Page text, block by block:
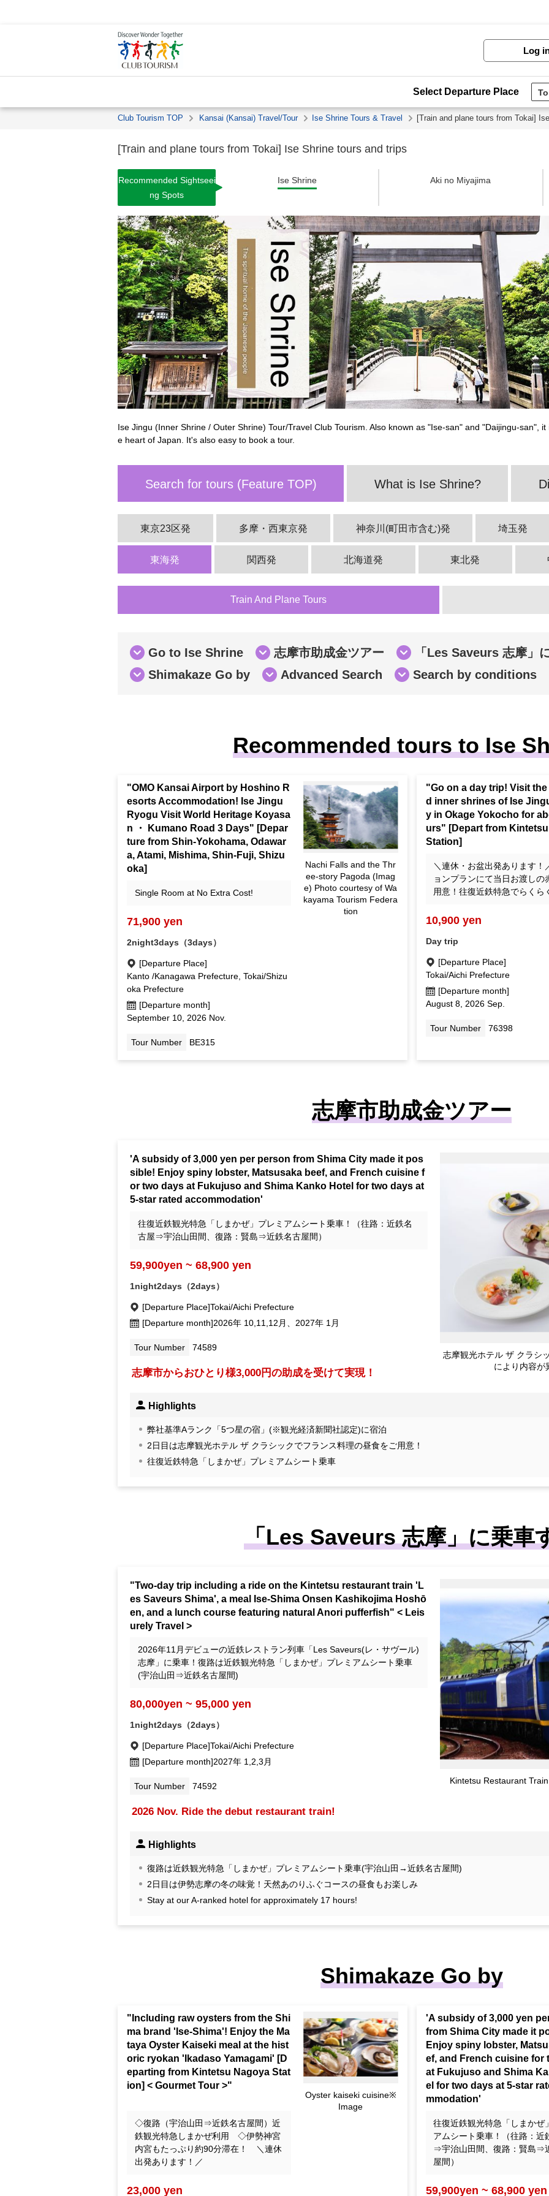
Log
Select Departure Place
Club Tourism TOP Kansai (Kansai) Travel/Tour Ise Shrine Tours & Travel [Train and plane tours from Tokai]
[Train and plane tours from Tokai] Ise Shrine tours and trips
Recommended Sightseei
ng Spots
Ise Shrine Aki no Miyajima
Ise Jingu (Inner Shrine / Outer Shrine) Tour/Travel Club Tourism. Also known as "Ise-san" and "Daijingu-san",
e heart of Japan. It's also easy to book a tour.
Search for tours (Feature TOP) What is Ise Shrine?
東京23区発 多摩・西東京発 神奈川(町田市含む)発 埼玉発
東海発 関西発 北海道発 東北発
Train And Plane Tours
Go to Ise Shrine 志摩市助成金ツアー
「Les Saveurs 志摩」
Shimakaze Go by
Advanced Search Search by conditions
Recommended tours to Ise
Nachi Falls and the Thr
ee-story Pagoda (Imag
e) Photo courtesy of Wa
kayama Tourism Federa
tion
"OMO Kansai Airport by Hoshino R
esorts Accommodation! Ise Jingu
Ryogu Visit World Heritage Koyasa
n ・ Kumano Road 3 Days" [Depar
ture from Shin-Yokohama, Odawar
a, Atami, Mishima, Shin-Fuji, Shizu
oka]
Single Room at No Extra Cost!
71,900 yen
2night3days（3days）
[Departure Place]
Kanto /Kanagawa Prefecture, Tokai/Shizu
oka Prefecture
[Departure month]
September 10, 2026 Nov.
Tour Number BE315
"Go on a day trip! Visit
d inner shrines of Ise
y in Okage Yokocho for
urs" [Depart from
Station]
＼連休・お盆出発あります！
ョンプランにて当日お渡しの
用意！往復近鉄特急でらくら
10,900 yen
Day trip
[Departure Place]
Tokai/Aichi Prefecture
[Departure month]
August 8, 2026 Sep.
Tour Number 76398
志摩市助成金ツアー
志摩観光ホテル ザ クラ
により内容が
'A subsidy of 3,000 yen per person from Shima City made it pos
sible! Enjoy spiny lobster, Matsusaka beef, and French cuisine f
or two days at Fukujuso and Shima Kanko Hotel for two days at
5-star rated accommodation'
往復近鉄観光特急「しまかぜ」プレミアムシート乗車！（往路：近鉄名
古屋⇒宇治山田間、復路：賢島⇒近鉄名古屋間）
59,900yen ~ 68,900 yen
1night2days（2days）
[Departure Place]Tokai/Aichi Prefecture
[Departure month]2026年 10,11,12月、2027年 1月
Tour Number 74589
志摩市からおひとり様3,000円の助成を受けて実現！
Highlights
弊社基準Aランク「5つ星の宿」(※観光経済新聞社認定)に宿泊
2日目は志摩観光ホテル ザ クラシックでフランス料理の昼食をご用意！
往復近鉄特急「しまかぜ」プレミアムシート乗車
「Les Saveurs 志摩」に乗車
Kintetsu Restaurant
"Two-day trip including a ride on the Kintetsu restaurant train 'L
es Saveurs Shima', a meal Ise-Shima Onsen Kashikojima Hoshō
en, and a lunch course featuring natural Anori pufferfish" < Leis
urely Travel >
2026年11月デビューの近鉄レストラン列車「Les Saveurs(レ・サヴール)
志摩」に乗車！復路は近鉄観光特急「しまかぜ」プレミアムシート乗車
(宇治山田⇒近鉄名古屋間)
80,000yen ~ 95,000 yen
1night2days（2days）
[Departure Place]Tokai/Aichi Prefecture
[Departure month]2027年 1,2,3月
Tour Number 74592
2026 Nov. Ride the debut restaurant train!
Highlights
復路は近鉄観光特急「しまかぜ」プレミアムシート乗車(宇治山田→近鉄名古屋間)
2日目は伊勢志摩の冬の味覚！天然あのりふぐコースの昼食もお楽しみ
Stay at our A-ranked hotel for approximately 17 hours!
Shimakaze Go by
Oyster kaiseki cuisine※
Image
"Including raw oysters from the Shi
ma brand 'Ise-Shima'! Enjoy the Ma
taya Oyster Kaiseki meal at the hist
oric ryokan 'Ikadaso Yamagami' [D
eparting from Kintetsu Nagoya Stat
ion] < Gourmet Tour >"
◇復路（宇治山田⇒近鉄名古屋間）近
鉄観光特急しまかぜ利用 ◇伊勢神宮
内宮もたっぷり約90分滞在！ ＼連休
出発あります！／
23,000 yen
'A subsidy of 3,000 yen
from Shima City made it
Enjoy spiny lobster,
ef, and French cuisine for
at Fukujuso and Shima
el for two days at 5-star
mmodation'
往復近鉄観光特急「しまかぜ
アムシート乗車！（往路：近
⇒宇治山田間、復路：賢島⇒
屋間）
59,900yen ~ 68,900 yen